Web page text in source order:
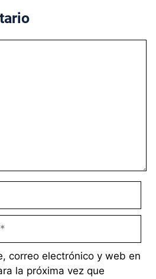
correo electrónico y web en
la próxima vez que